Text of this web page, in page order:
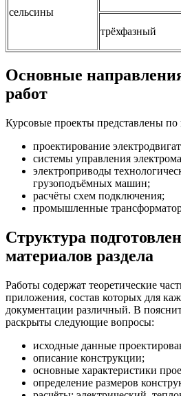
сельсины
трёхфазный
Основные
работ
Курсовые проекты представлены по
проектирование
системы управления
электроприводы
грузоподъёмных машин;
расчёты схем подключения;
промышленные
Структура
материалов раздела
Работы содержат теоретические
приложения, состав которых для
документации различный. В
раскрыты следующие вопросы:
исходные данные
описание конструкции;
основные характеристики
определение размеров